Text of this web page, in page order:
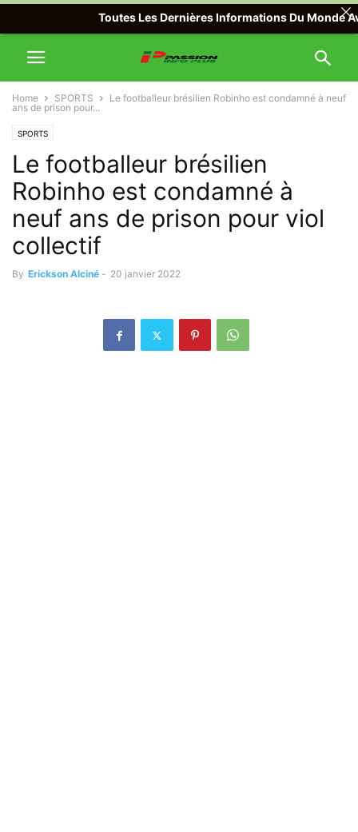
Home SPORTS
Le footballeur brésilien Robinho est condamné à neuf
ans de prison pour...
SPORTS
Le footballeur brésilien
Robinho est condamné à
neuf ans de prison pour viol
collectif
By Erickson Alciné - 20 janvier 2022
Toutes Les Dernières Informations Du Monde